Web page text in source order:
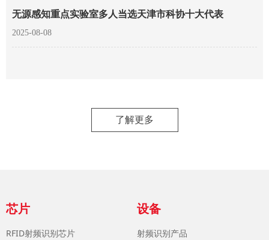
无源感知重点实验室多人当选天津市科协十大代表
2025-08-08
了解更多
芯片
RFID射频识别芯片
设备
射频识别产品